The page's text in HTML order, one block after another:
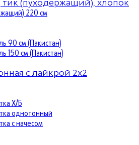
тик (пуходержащий), хлопок
220 см
90 см (Пакистан)
150 см (Пакистан)
с лайкрой 2х2
Х/Б
однотонный
с начесом